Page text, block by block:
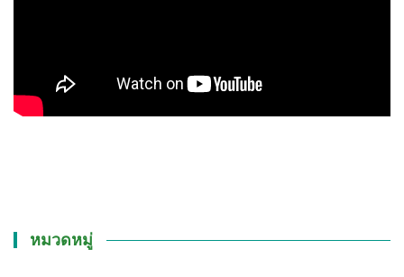
หมวดหมู่